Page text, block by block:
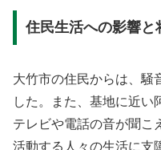
住民生活への影響と
大竹市の住民からは、騒
した。また、基地に近い
テレビや電話の音が聞こ
活動する人々の生活に支